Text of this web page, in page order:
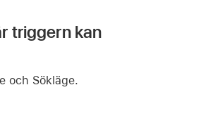
triggern kan
och Sökläge.